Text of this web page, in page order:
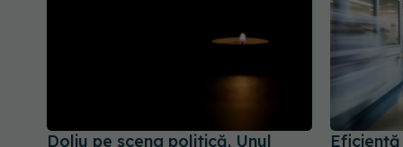
Doliu pe scena politică. Unul